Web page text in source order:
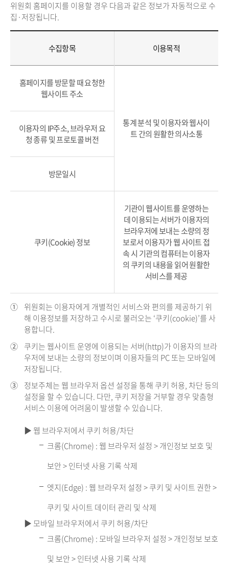
위원회 홈페이지를 이용할 경우 다음과 같은 정보가 자동적으로 수
집·저장됩니다.
수집항목 이용목적
홈페이지를 방문할 때 요청한
웹사이트 주소
통계 분석 및 이용자와 웹사이
트 간의 원활한 의사소통
이용자의 IP주소, 브라우저 요
청 종류 및 프로토콜 버전
방문일시
쿠키(Cookie) 정보
기관이 웹사이트를 운영하는
데 이용되는 서버가 이용자의
브라우저에 보내는 소량의 정
보로서 이용자가 웹 사이트 접
속 시 기관의 컴퓨터는 이용자
의 쿠키의 내용을 읽어 원활한
서비스를 제공
① 위원회는 이용자에게 개별적인 서비스와 편의를 제공하기 위
해 이용정보를 저장하고 수시로 불러오는 ‘쿠키(cookie)’를 사
용합니다.
② 쿠키는 웹사이트 운영에 이용되는 서버(http)가 이용자의 브라
우저에 보내는 소량의 정보이며 이용자들의 PC 또는 모바일에
저장됩니다.
③ 정보주체는 웹 브라우저 옵션 설정을 통해 쿠키 허용, 차단 등의
설정을 할 수 있습니다. 다만, 쿠키 저장을 거부할 경우 맞춤형
서비스 이용에 어려움이 발생할 수 있습니다.
▶ 웹 브라우저에서 쿠키 허용/차단
크롬(Chrome) : 웹 브라우저 설정 > 개인정보 보호 및
보안 > 인터넷 사용 기록 삭제
엣지(Edge) : 웹 브라우저 설정 > 쿠키 및 사이트 권한 >
쿠키 및 사이트 데이터 관리 및 삭제
▶ 모바일 브라우저에서 쿠키 허용/차단
크롬(Chrome) : 모바일 브라우저 설정 > 개인정보 보호
및 보안 > 인터넷 사용 기록 삭제